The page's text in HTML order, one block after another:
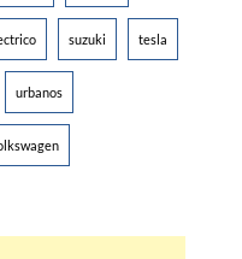
suzuki tesla
urbanos